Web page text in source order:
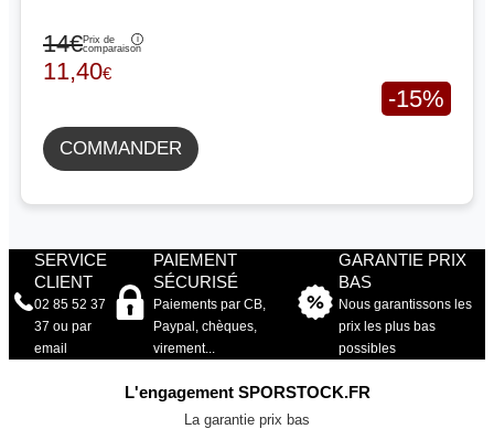
14€Prix de
comparaison
11,40€
-15%
COMMANDER
SERVICE
CLIENT
02 85 52 37
37 ou par
email
PAIEMENT
SÉCURISÉ
Paiements par CB,
Paypal, chèques,
virement...
GARANTIE PRIX
BAS
Nous garantissons les
prix les plus bas
possibles
L'engagement SPORSTOCK.FR
La garantie prix bas